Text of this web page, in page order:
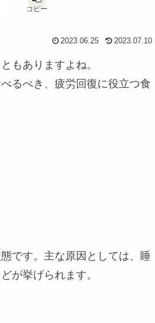
コピー
2023.06.25 2023.07.10
もありますよね。
るべき、疲労回復に役立つ食
です。主な原因としては、睡
が挙げられます。